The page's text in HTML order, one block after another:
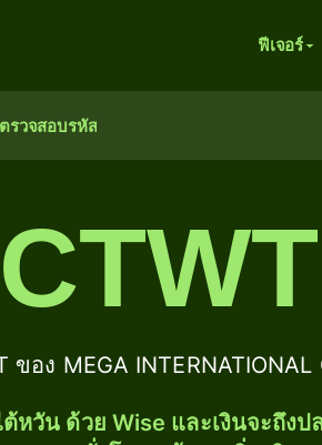
ฟีเจอร์
ตรวจสอบรหัส
ของ MEGA INTERNATIONAL
ต้หวัน ด้วย Wise และเงินจะถึง